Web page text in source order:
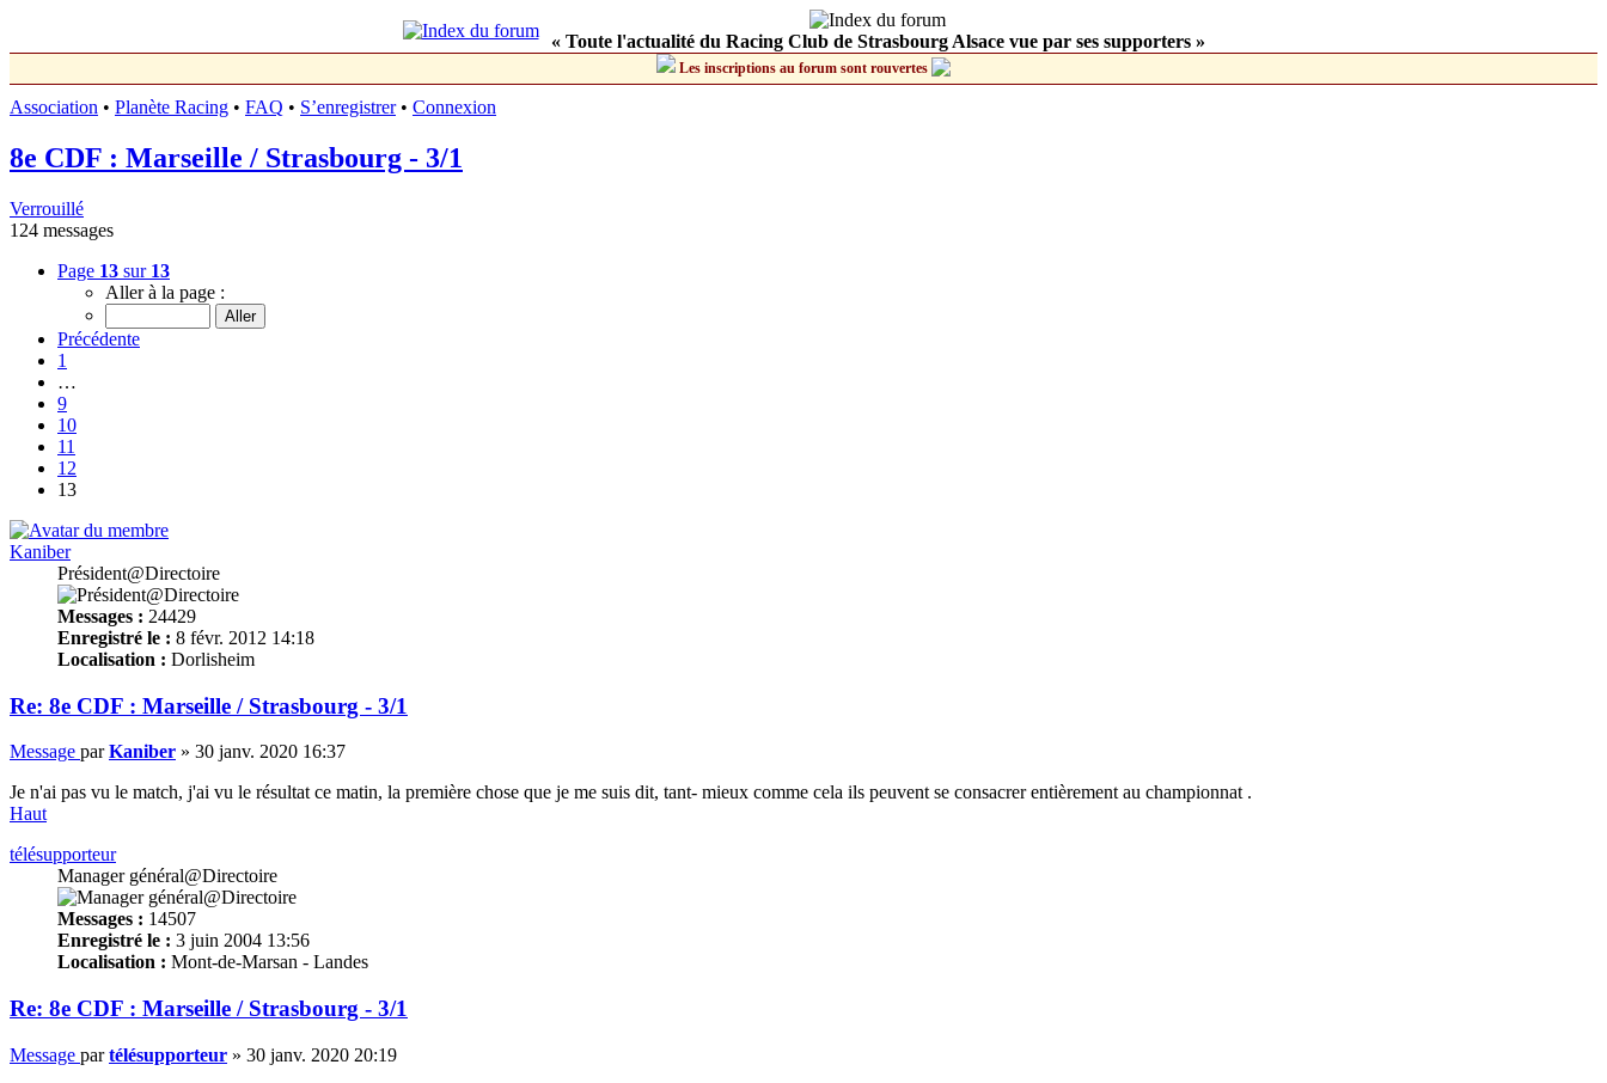
« Toute l'actualité du Racing Club de Strasbourg Alsace vue par ses supporters »
Les inscriptions au forum sont rouvertes
Association • Planète Racing • FAQ • S’enregistrer• Connexion
8e CDF : Marseille / Strasbourg - 3/1
Verrouillé
124 messages
Page 13 sur 13
Aller à la page :
Précédente
1
…
9
10
11
12
13
Kaniber
Président@Directoire
Messages : 24429
Enregistré le : 8 févr. 2012 14:18
Localisation : Dorlisheim
Re: 8e CDF : Marseille / Strasbourg - 3/1
Message parKaniber » 30 janv. 2020 16:37
Je n'ai pas vu le match, j'ai vu le résultat ce matin, la première chose que je me suis dit, tant- mieux comme cela ils peuvent se consacrer entièrement au championnat .
Haut
télésupporteur
Manager général@Directoire
Messages : 14507
Enregistré le : 3 juin 2004 13:56
Localisation : Mont-de-Marsan - Landes
Re: 8e CDF : Marseille / Strasbourg - 3/1
Message partélésupporteur » 30 janv. 2020 20:19